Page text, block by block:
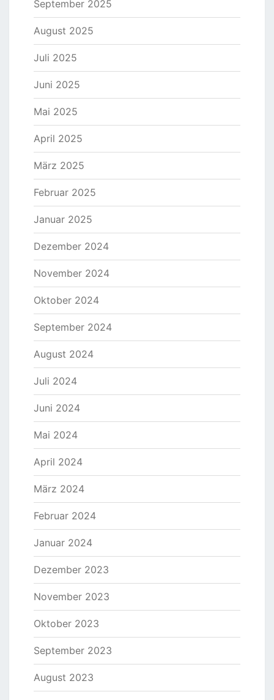
September 2025
August 2025
Juli 2025
Juni 2025
Mai 2025
April 2025
März 2025
Februar 2025
Januar 2025
Dezember 2024
November 2024
Oktober 2024
September 2024
August 2024
Juli 2024
Juni 2024
Mai 2024
April 2024
März 2024
Februar 2024
Januar 2024
Dezember 2023
November 2023
Oktober 2023
September 2023
August 2023